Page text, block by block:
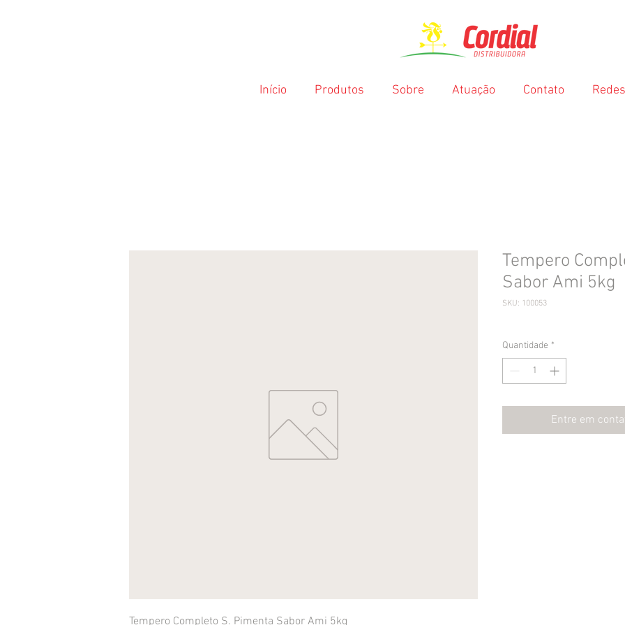
Início Produtos Sobre Atuação Contato
Tempero Completo S. Pimenta Sabor Ami 5kg
Tempero
Sabor Ami 5kg
SKU: 100053
Quantidade *
Entre em